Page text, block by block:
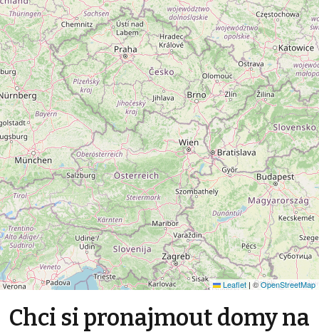
Leaflet | ©OpenStreetMap
Chci si pronajmout domy na